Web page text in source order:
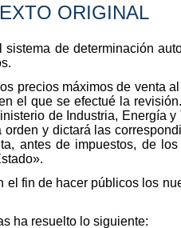
ORIGINAL
de determinación
precios máximos de venta
el que se efectué la
de Industria, Energía
y dictará las
antes de impuestos, de
fin de hacer públicos los
ha resuelto lo siguiente: